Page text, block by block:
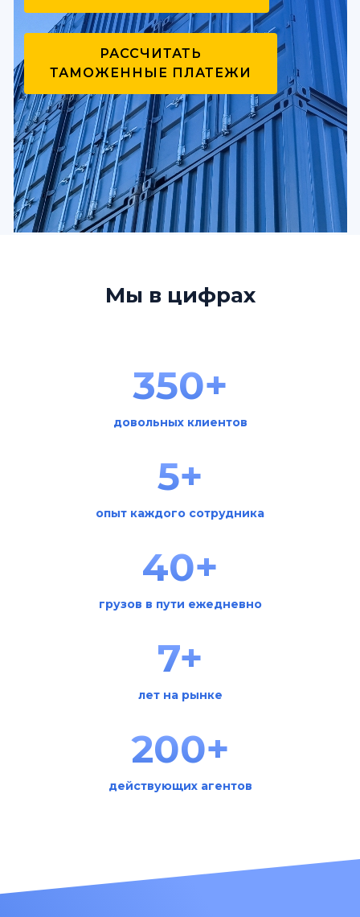
РАССЧИТАТЬ
ТАМОЖЕННЫЕ ПЛАТЕЖИ
Мы в цифрах
350+
довольных клиентов
5+
опыт каждого сотрудника
40+
грузов в пути ежедневно
7+
лет на рынке
200+
действующих агентов